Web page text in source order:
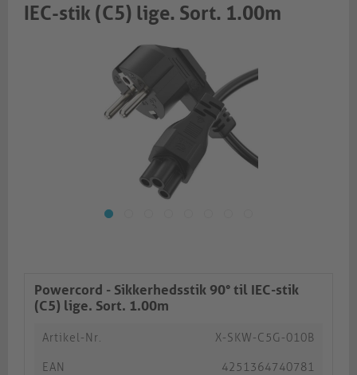
IEC-stik (C5) lige. Sort. 1.00m
Powercord - Sikkerhedsstik 90° til IEC-stik
(C5) lige. Sort. 1.00m
Artikel-Nr. X-SKW-C5G-010B
EAN 4251364740781